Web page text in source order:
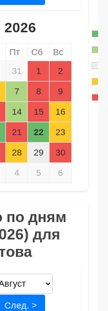
2026
Пт Сб
Вс
31 1 2
7 8 9
14 15 16
21 22 23
28 29 30
4 5 6
по дням
для
След. >